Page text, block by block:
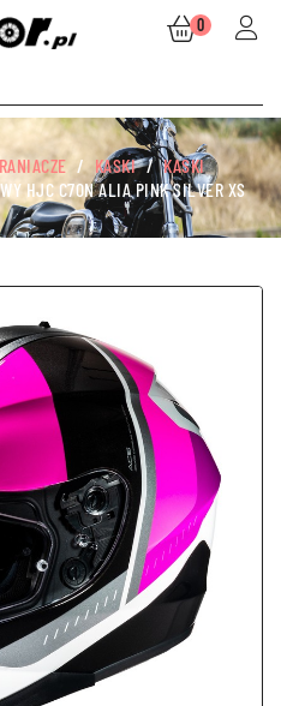
0
KASKI
KASKI
HJC C70N ALIA PINK SILVER XS